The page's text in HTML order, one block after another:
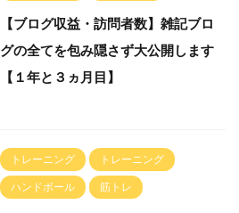
【ブログ収益・訪問者数】雑記ブロ
グの全てを包み隠さず大公開します
【１年と３ヵ月目】
トレーニング トレーニング
ハンドボール 筋トレ